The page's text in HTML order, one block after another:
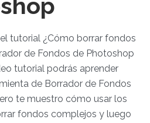
tutorial ¿Cómo borrar fondos
de Fondos de Photoshop
tutorial podrás aprender
de Borrador de Fondos
te muestro cómo usar los
fondos complejos y luego